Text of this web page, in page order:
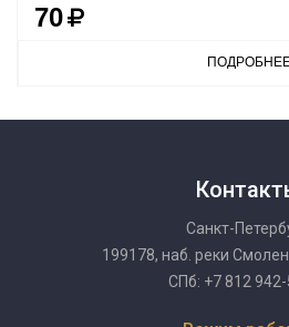
70
Санкт-
199178, наб. реки
СПб: +7 812